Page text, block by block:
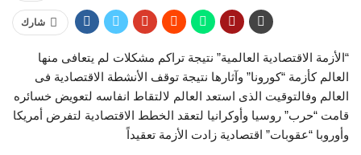
شارك
“الأزمة الاقتصادية العالمية” نتيجة تراكم مشكلات لم يتعافى منها
العالم كأزمة “كورونا” وآثارها نتيجة توقف الأنشطة الاقتصادية فى
العالم وفالتوقيت الذى استعد العالم لالتقاط انفاسه لتعويض خسائره
قامت “حرب” روسيا وأوكرانيا لتعقد الخطط الاقتصادية لتفرض أمريكا
وأوروبا “عقوبات” اقتصادية زادت الأزمة تعقيداً